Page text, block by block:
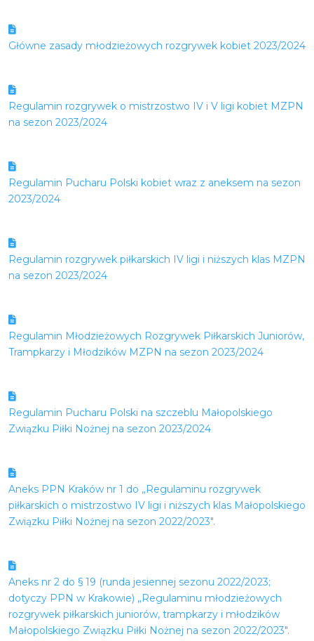
Główne zasady młodzieżowych rozgrywek kobiet 2023/2024
Regulamin rozgrywek o mistrzostwo IV i V ligi kobiet MZPN
na sezon 2023/2024
Regulamin Pucharu Polski kobiet wraz z aneksem na sezon
2023/2024
Regulamin rozgrywek piłkarskich IV ligi i niższych klas MZPN
na sezon 2023/2024
Regulamin Młodzieżowych Rozgrywek Piłkarskich Juniorów,
Trampkarzy i Młodzików MZPN na sezon 2023/2024
Regulamin Pucharu Polski na szczeblu Małopolskiego
Związku Piłki Nożnej na sezon 2023/2024
Aneks PPN Kraków nr 1 do „Regulaminu rozgrywek
piłkarskich o mistrzostwo IV ligi i niższych klas Małopolskiego
Związku Piłki Nożnej na sezon 2022/2023″.
Aneks nr 2 do § 19 (runda jesiennej sezonu 2022/2023;
dotyczy PPN w Krakowie) „Regulaminu młodzieżowych
rozgrywek piłkarskich juniorów, trampkarzy i młodzików
Małopolskiego Związku Piłki Nożnej na sezon 2022/2023″.